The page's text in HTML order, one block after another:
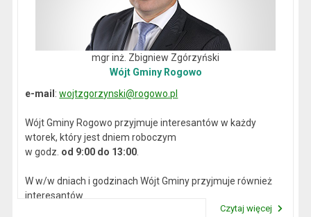
mgr inż. Zbigniew Zgórzyński
Wójt Gminy Rogowo
e-mail :wojtzgorzynski@rogowo.pl
Wójt Gminy Rogowo przyjmuje interesantów w każdy
wtorek, który jest dniem roboczym
w godz. od 9:00 do 13:00
W w/w dniach i godzinach Wójt Gminy przyjmuje również
interesantów
Czytaj więcej